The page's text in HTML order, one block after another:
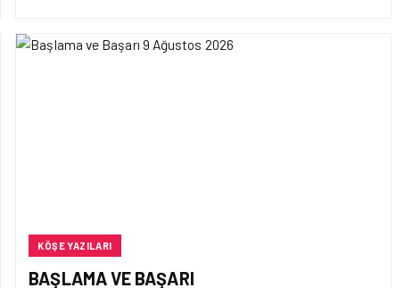
KÖŞE YAZILARI
BAŞLAMA VE BAŞARI